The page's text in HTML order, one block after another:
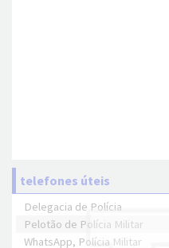
telefones úteis
Delegacia de Polícia
Pelotão de Polícia Militar
WhatsApp, Polícia Militar